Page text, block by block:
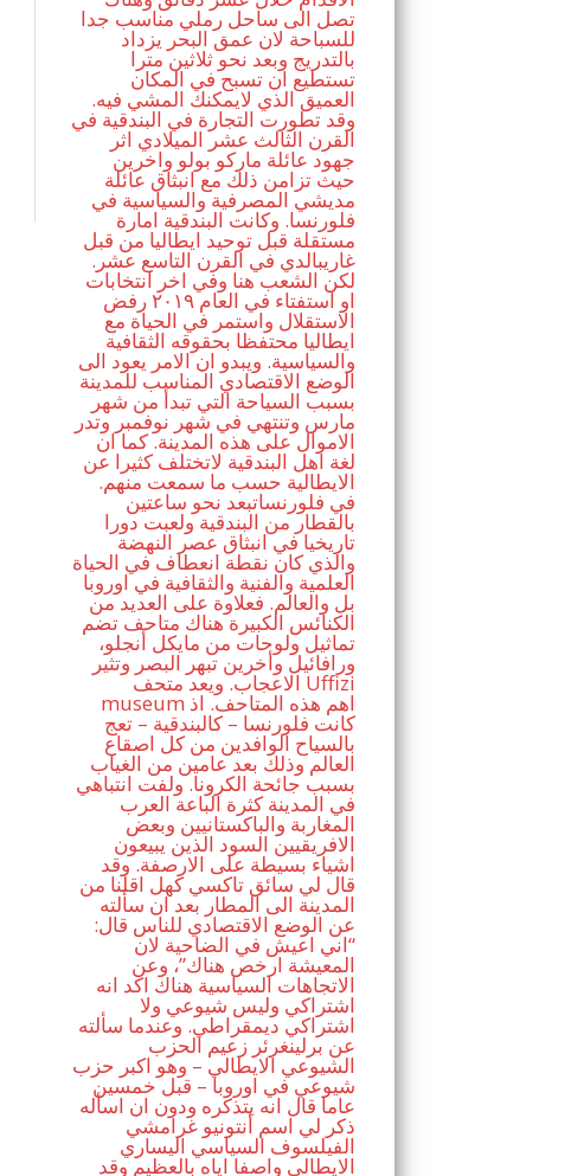
تصل الى ساحل رملي مناسب جدا
للسباحة لان عمق البحر يزداد
بالتدريج وبعد نحو ثلاثين مترا
تستطيع ان تسبح في المكان
العميق الذي لايمكنك المشي فيه.
وقد تطورت التجارة في البندقية في
القرن الثالث عشر الميلادي اثر
جهود عائلة ماركو بولو واخرين
حيث تزامن ذلك مع انبثاق عائلة
مديشي المصرفية والسياسية في
فلورنسا. وكانت البندقية امارة
مستقلة قبل توحيد ايطاليا من قبل
غاريبالدي في القرن التاسع عشر.
لكن الشعب هنا وفي اخر انتخابات
او استفتاء في العام ٢٠١٩ رفض
الاستقلال واستمر في الحياة مع
ايطاليا محتفظا بحقوقه الثقافية
والسياسية. ويبدو ان الامر يعود الى
الوضع الاقتصادي المناسب للمدينة
بسبب السياحة التي تبدأ من شهر
مارس وتنتهي في شهر نوفمبر وتدر
الاموال على هذه المدينة. كما ان
لغة اهل البندقية لاتختلف كثيرا عن
الايطالية حسب ما سمعت منهم.
في فلورنساتبعد نحو ساعتين
بالقطار من البندقية ولعبت دورا
تاريخيا في انبثاق عصر النهضة
والذي كان نقطة انعطاف في الحياة
العلمية والفنية والثقافية في اوروبا
بل والعالم. فعلاوة على العديد من
الكنائس الكبيرة هناك متاحف تضم
تماثيل ولوحات من مايكل أنجلو،
ورافائيل وأخرين تبهر البصر وتثير
الاعجاب. ويعد متحف Uffizi
museum اهم هذه المتاحف. اذ
كانت فلورنسا – كالبندقية – تعج
بالسياح الوافدين من كل اصقاع
العالم وذلك بعد عامين من الغياب
بسبب جائحة الكرونا. ولفت انتباهي
في المدينة كثرة الباعة العرب
المغاربة والباكستانيين وبعض
الافريقيين السود الذين يبيعون
اشياء بسيطة على الارصفة. وقد
قال لي سائق تاكسي كهل اقلنا من
المدينة الى المطار بعد ان سألته
عن الوضع الاقتصادي للناس قال:
“اني اعيش في الضاحية لان
المعيشة ارخص هناك”، وعن
الاتجاهات السياسية هناك اكد انه
اشتراكي وليس شيوعي ولا
اشتراكي ديمقراطي. وعندما سألته
عن برلينغرئر زعيم الحزب
الشيوعي الايطالي – وهو اكبر حزب
شيوعي في اوروبا – قبل خمسين
عاما قال انه يتذكره ودون ان اسأله
ذكر لي اسم أنتونيو غرامشي
الفيلسوف السياسي اليساري
الايطالي واصفا اياه بالعظيم وقد